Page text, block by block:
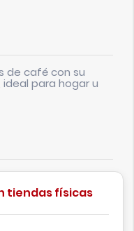
de café con su
ideal para hogar u
tiendas físicas